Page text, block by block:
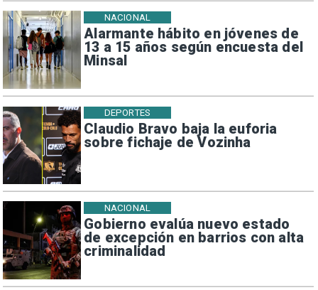
Alarmante hábito en jóvenes de
13 a 15 años según encuesta del
Minsal
NACIONAL
Claudio Bravo baja la euforia
sobre fichaje de Vozinha
DEPORTES
Gobierno evalúa nuevo estado
de excepción en barrios con alta
criminalidad
NACIONAL